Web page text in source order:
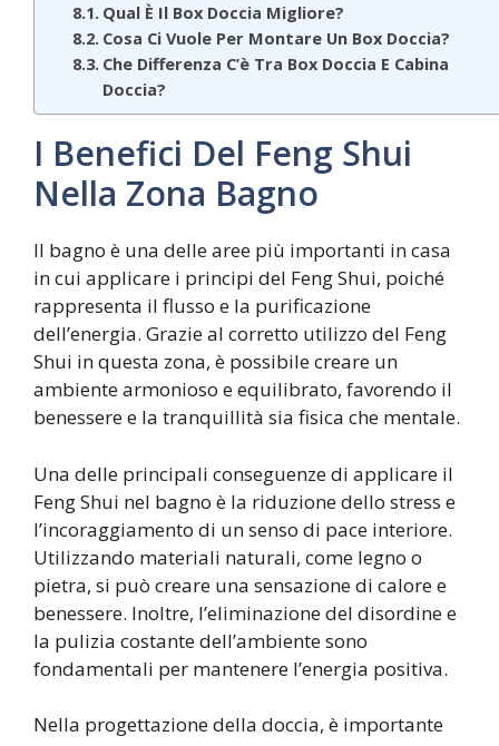
Qual È Il Box Doccia Migliore?
Cosa Ci Vuole Per Montare Un Box Doccia?
Che Differenza C’è Tra Box Doccia E Cabina
Doccia?
I Benefici Del Feng Shui
Nella Zona Bagno
Il bagno è una delle aree più importanti in casa
in cui applicare i principi del Feng Shui, poiché
rappresenta il flusso e la purificazione
dell’energia. Grazie al corretto utilizzo del Feng
Shui in questa zona, è possibile creare un
ambiente armonioso e equilibrato, favorendo il
benessere e la tranquillità sia fisica che mentale.
Una delle principali conseguenze di applicare il
Feng Shui nel bagno è la riduzione dello stress e
l’incoraggiamento di un senso di pace interiore.
Utilizzando materiali naturali, come legno o
pietra, si può creare una sensazione di calore e
benessere. Inoltre, l’eliminazione del disordine e
la pulizia costante dell’ambiente sono
fondamentali per mantenere l’energia positiva.
Nella progettazione della doccia, è importante